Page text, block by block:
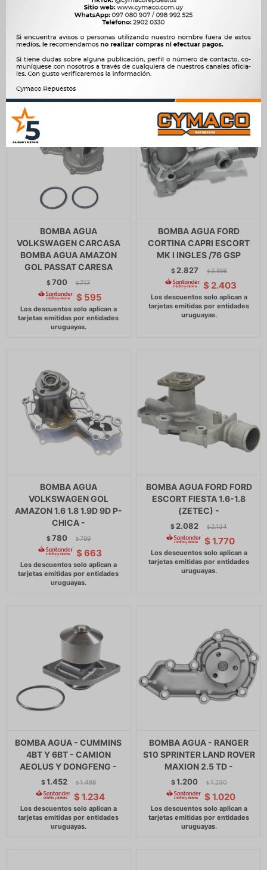
$ 2.193
1.6 8V 99/ ZETEC ROCAM -
$935
BOMBA AGUA
VOLKSWAGEN CARCASA
BOMBA AGUA AMAZON
GOL PASSAT CARESA
$700 $ 717
$ 595
BOMBA AGUA FORD
CORTINA CAPRI ESCORT
MK I INGLES /76 GSP
$ 2.827 $ 2.896
$ 2.403
BOMBA AGUA
VOLKSWAGEN GOL
AMAZON 1.6 1.8 1.9D 9D P-
CHICA -
$780 $ 799
$ 663
BOMBA AGUA FORD FORD
ESCORT FIESTA 1.6-1.8
(ZETEC) -
$ 2.082 $ 2.134
$ 1.770
BOMBA AGUA - CUMMINS
4BT Y 6BT - CAMION
AEOLUS Y DONGFENG -
$1.452 $ 1.488
$ 1.234
BOMBA AGUA - RANGER
S10 SPRINTER LAND ROVER
MAXION 2.5 TD -
$1.200 $ 1.230
$ 1.020